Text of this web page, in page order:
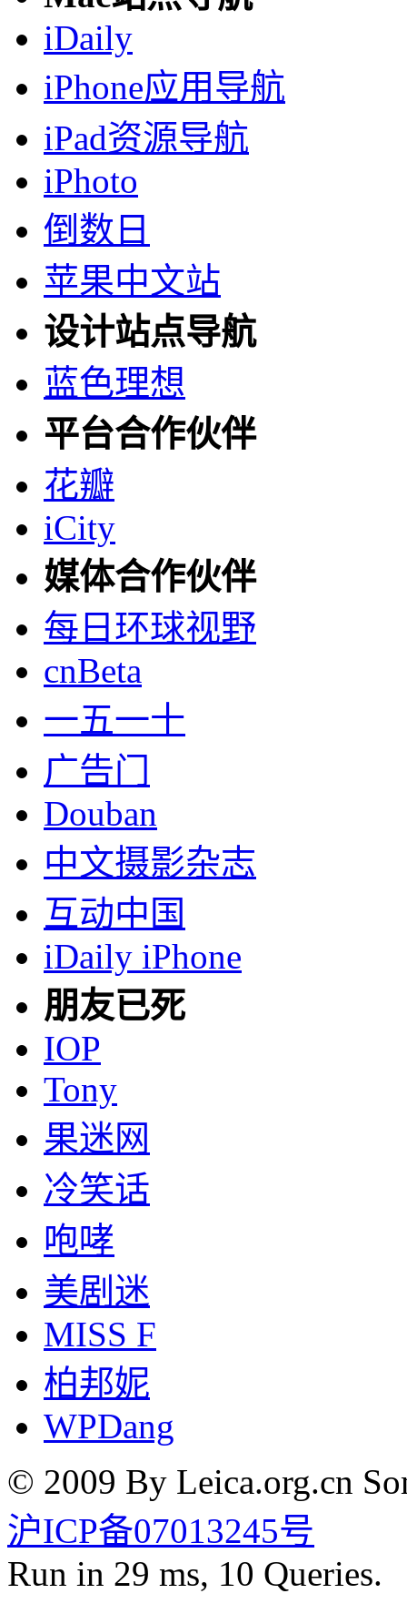
iDaily
iPhone应用导航
iPad资源导航
iPhoto
倒数日
苹果中文站
设计站点导航
蓝色理想
平台合作伙伴
花瓣
iCity
媒体合作伙伴
每日环球视野
cnBeta
一五一十
广告门
Douban
中文摄影杂志
互动中国
iDaily iPhone
朋友已死
IOP
Tony
果迷网
冷笑话
咆哮
美剧迷
MISS F
柏邦妮
WPDang
© 2009 By Leica.org.cn
沪ICP备07013245号
Run in 29 ms, 10 Queries.